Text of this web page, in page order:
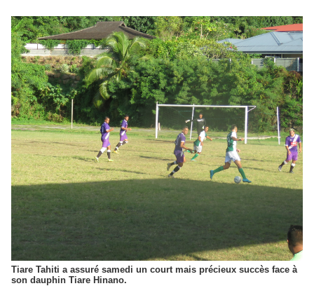
Tiare Tahiti a assuré samedi un court mais précieux succès face à
son dauphin Tiare Hinano.